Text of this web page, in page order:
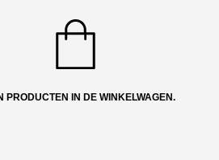
PRODUCTEN IN DE WINKELWAGEN.